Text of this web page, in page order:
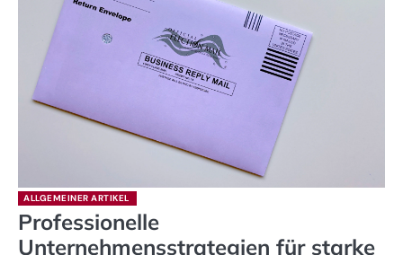
ALLGEMEINER ARTIKEL
Professionelle
Unternehmensstrategien für starke